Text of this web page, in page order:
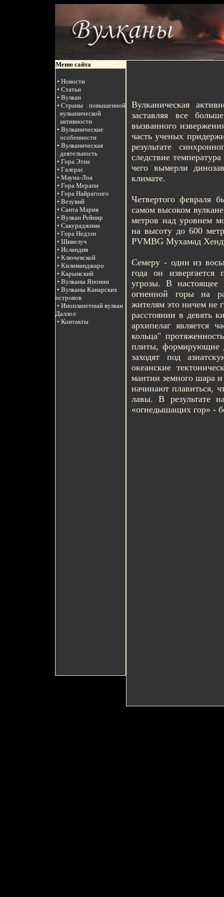
Меню сайта
• Новости
• Статьи
• Вулкан
• Страны повышенной
вулканической
активности
• Вулканические
особенности
• Вулканическая
деятельность
• Гора Этна
• Галерас
• Мауна-Лоа
• Гора Мерапи
• Гора Найрагонго
• Везувий
• Санта Мария
• Вулкан Рейнир
• Сакураджима
• Гора Недзэн
• Шивелуч
• Исландия
• Ключевской
• Килиманджаро
• Карымский
• Вулканы Японии
• Вулканы Канарских
островов
• Инопланетный вулкан
Даллол
• Контакты
Вулканическая
заставляя все
вызванного
часть ученых
результате
следствие
чего вымерли
климате.
Четвертого февраля
самом высоком
метров над уровнем
на высоту до 600
PVMBG Мухамад
Семеру - один из
года он извергается
угрозы. В настоящее
огненной горы на
жителям это ничем не
расстоянии в девять
архипелаг является
кольца"
плиты, формирующие
заходят под
океанские
мантии земного шара
начинают плавиться,
лавы. В результате
«огнедышащих гор» -